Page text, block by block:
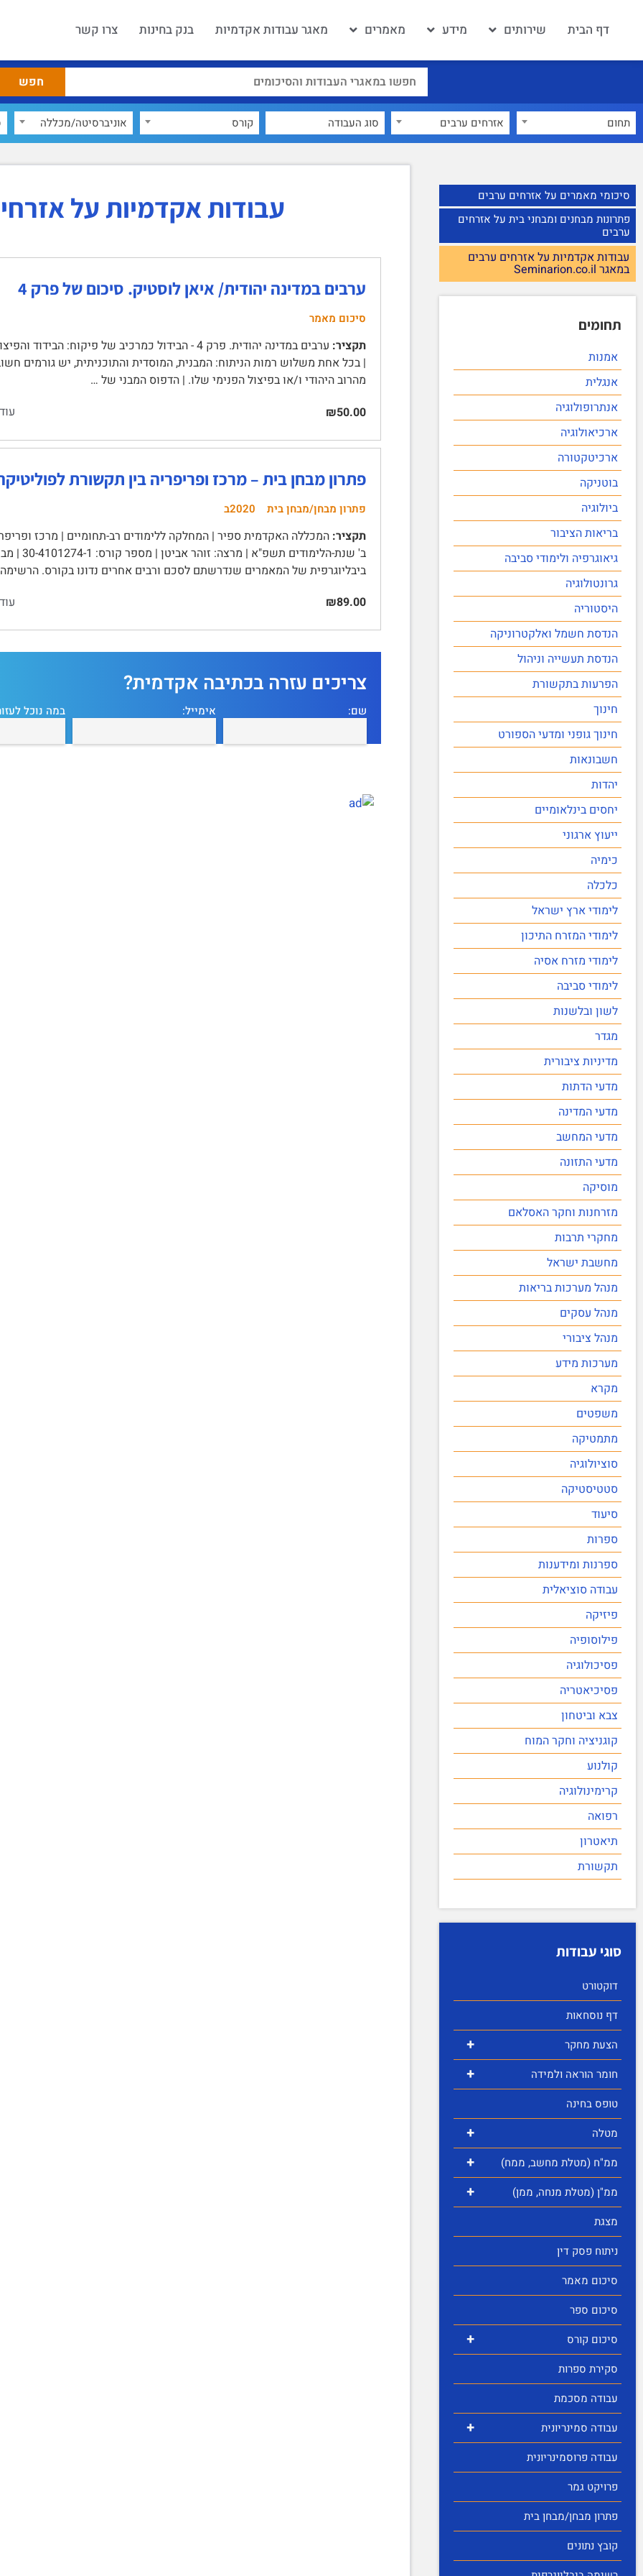
דף הבית שירותים מידע מאמרים מאגר עבודות אקדמיות בנק בחינות צרו קשר
תחום אזרחים ערבים קורס אוניברסיטה/מכללה
סיכומי מאמרים על אזרחים ערבים
פתרונות מבחנים ומבחני בית על אזרחים
ערבים
עבודות אקדמיות על אזרחים ערבים
במאגר Seminarion.co.il
תחומים
אמנות
אנגלית
אנתרופולוגיה
ארכיאולוגיה
ארכיטקטורה
בוטניקה
ביולוגיה
בריאות הציבור
גיאוגרפיה ולימודי סביבה
גרונטולוגיה
היסטוריה
הנדסת חשמל ואלקטרוניקה
הנדסת תעשייה וניהול
הפרעות בתקשורת
חינוך
חינוך גופני ומדעי הספורט
חשבונאות
יהדות
יחסים בינלאומיים
ייעוץ ארגוני
כימיה
כלכלה
לימודי ארץ ישראל
לימודי המזרח התיכון
לימודי מזרח אסיה
לימודי סביבה
לשון ובלשנות
מגדר
מדיניות ציבורית
מדעי הדתות
מדעי המדינה
מדעי המחשב
מדעי התזונה
מוסיקה
מזרחנות וחקר האסלאם
מחקרי תרבות
מחשבת ישראל
מנהל מערכות בריאות
מנהל עסקים
מנהל ציבורי
מערכות מידע
מקרא
משפטים
מתמטיקה
סוציולוגיה
סטטיסטיקה
סיעוד
ספרות
ספרנות ומידענות
עבודה סוציאלית
פיזיקה
פילוסופיה
פסיכולוגיה
פסיכיאטריה
צבא וביטחון
קוגניציה וחקר המוח
קולנוע
קרימינולוגיה
רפואה
תיאטרון
תקשורת
סוגי עבודות
דוקטורט
דף נוסחאות
+ הצעת מחקר
+
חומר הוראה ולמידה
טופס בחינה
+ מטלה
+ ממ"ח (מטלת מחשב, ממח)
+
ממ"ן (מטלת מנחה, ממן)
מצגת
ניתוח פסק דין
סיכום מאמר
סיכום ספר
+
סיכום קורס
סקירת ספרות
עבודה מסכמת
+
עבודה סמינריונית
עבודה פרוסמינריונית
פרויקט גמר
פתרון מבחן/מבחן בית
קובץ נתונים
עבודות אקדמיות על
ערבים במדינה יהודית/ איאן לוסטיק. סיכום של פרק 4
סיכום מאמר
תקציר:
| בכל אחת משלוש רמות הניתוח: המבנית, המוסדית והתוכניתית, יש גורמים
מהרוב היהודי ו/או בפיצול הפנימי שלו. | הדפוס המבני של …
₪50.00
פתרון מבחן בית – מרכז ופריפריה בין תקשורת לפוליטיקה
פתרון מבחן/מבחן בית 2020ב
תקציר: המכללה האקדמית ספיר | המחלקה ללימודים רב-תחומיים | מרכז
ב' שנת-
ביבליוגרפית של המאמרים שנדרשתם לסכם ורבים אחרים נדונו בקורס.
₪89.00
צריכים עזרה בכתיבה אקדמית?
שם: אימייל: במה נוכל